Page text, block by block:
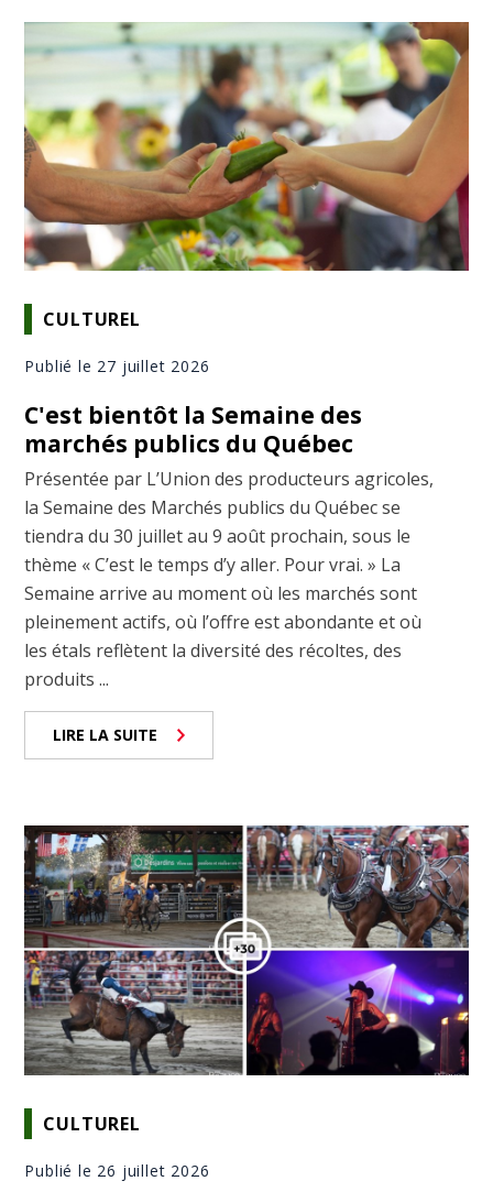
CULTUREL
Publié le 27 juillet 2026
C'est bientôt la Semaine des
marchés publics du Québec
Présentée par L’Union des producteurs agricoles,
la Semaine des Marchés publics du Québec se
tiendra du 30 juillet au 9 août prochain, sous le
thème « C’est le temps d’y aller. Pour vrai. » La
Semaine arrive au moment où les marchés sont
pleinement actifs, où l’offre est abondante et où
les étals reflètent la diversité des récoltes, des
produits ...
LIRE LA SUITE
CULTUREL
Publié le 26 juillet 2026